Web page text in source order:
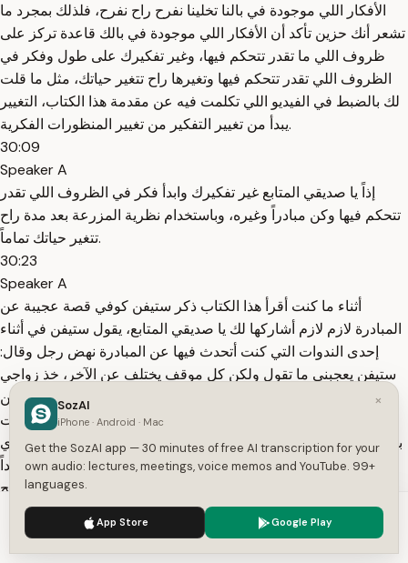
الأفكار اللي موجودة في بالنا تخلينا نفرح راح نفرح، فلذلك بمجرد ما
تشعر أنك حزين تأكد أن الأفكار اللي موجودة في بالك قاعدة تركز على
ظروف اللي ما تقدر تتحكم فيها، وغير تفكيرك على طول وفكر في
الظروف اللي تقدر تتحكم فيها وتغيرها راح تتغير حياتك، مثل ما قلت
لك بالضبط في الفيديو اللي تكلمت فيه عن مقدمة هذا الكتاب، التغيير
يبدأ من تغيير التفكير من تغيير المنظورات الفكرية.
30:09
Speaker A
إذاً يا صديقي المتابع غير تفكيرك وابدأ فكر في الظروف اللي تقدر
تتحكم فيها وكن مبادراً وغيره، وباستخدام نظرية المزرعة بعد مدة راح
تتغير حياتك تماماً.
30:23
Speaker A
أثناء ما كنت أقرأ هذا الكتاب ذكر ستيفن كوفي قصة عجيبة عن
المبادرة لازم لازم أشاركها لك يا صديقي المتابع، يقول ستيفن في أثناء
إحدى الندوات التي كنت أتحدث فيها عن المبادرة نهض رجل وقال:
ستيفن يعجبني ما تقول ولكن كل موقف يختلف عن الآخر، خذ زواجي
على سبيل المثال، إنني قلق جداً بشأنه لأنني أنا وزوجتي لم نعد نكن
لبعضنا البعض المشاعر ذاتها كسابق عهدها، يعني مشاعرنا ذبلت
بالعربي، وأعتقد أنني لم أعد أحبها كما أنها لم تعد تحبني أيضاً، فما الذي
يسعني القيام به؟ فسألته: ألم تعد بينكما أية مشاعر؟ فأجابني مؤكداً
هذا صحيح.
31:42
Speaker A
ولدينا ثلاثة أطفال ونحن قلقان جداً بشأنهما، فما الذي تقترحه؟ فأجبته:
We use cookies to enhance your experience.
×
SozAI
iPhone · Android · Mac
Get the SozAI app — 30 minutes of free AI transcription for your
own audio: lectures, meetings, voice memos and YouTube. 99+
languages.
App Store Google Play